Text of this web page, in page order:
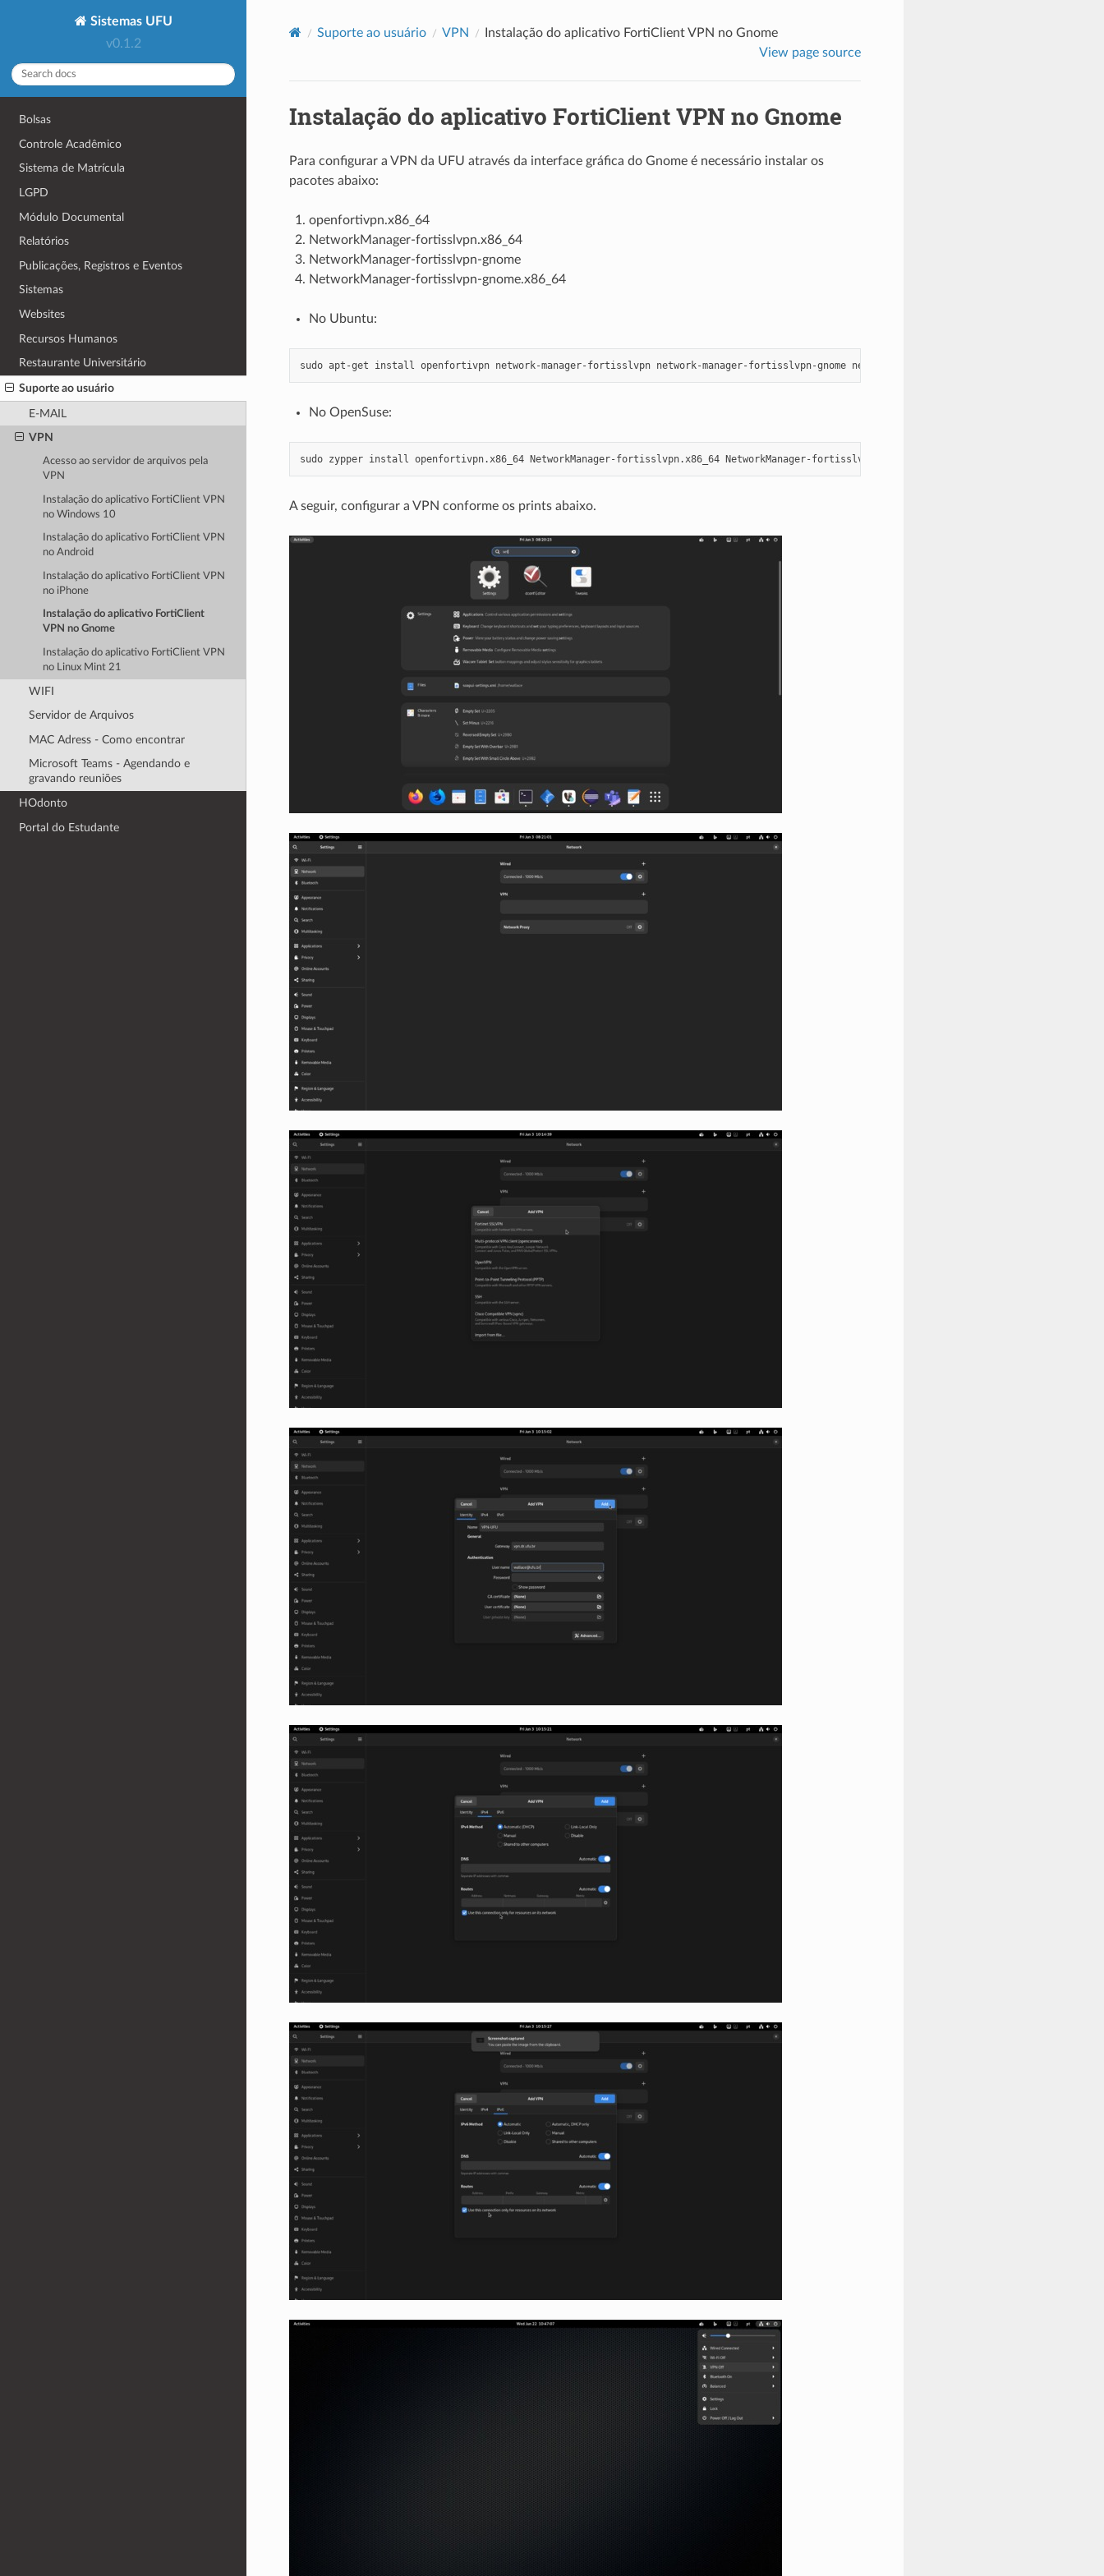
Sistemas UFU
v0.1.2
Bolsas
Controle Acadêmico
Sistema de Matrícula
LGPD
Módulo Documental
Relatórios
Publicações, Registros e Eventos
Sistemas
Websites
Recursos Humanos
Restaurante Universitário
Suporte ao usuário
E-MAIL
VPN
Acesso ao servidor de arquivos pela
VPN
Instalação do aplicativo FortiClient VPN
no Windows 10
Instalação do aplicativo FortiClient VPN
no Android
Instalação do aplicativo FortiClient VPN
no iPhone
Instalação do aplicativo FortiClient
VPN no Gnome
Instalação do aplicativo FortiClient VPN
no Linux Mint 21
WIFI
Servidor de Arquivos
MAC Adress - Como encontrar
Microsoft Teams - Agendando e
gravando reuniões
HOdonto
Portal do Estudante
Suporte ao usuário VPN
Instalação do aplicativo FortiClient VPN no Gnome
View page source
Instalação do aplicativo FortiClient VPN no Gnome
Para configurar a VPN da UFU através da interface gráfica do Gnome é necessário instalar os
pacotes abaixo:
openfortivpn.x86_64
NetworkManager-fortisslvpn.x86_64
NetworkManager-fortisslvpn-gnome
NetworkManager-fortisslvpn-gnome.x86_64
No Ubuntu:
sudo apt-get install openfortivpn network-manager-fortisslvpn network-manager-fortisslvpn-gnome network-manager-openvpn
No OpenSuse:
sudo zypper install openfortivpn.x86_64 NetworkManager-fortisslvpn.x86_64 NetworkManager-fortisslvpn-gnome
A seguir, configurar a VPN conforme os prints abaixo.